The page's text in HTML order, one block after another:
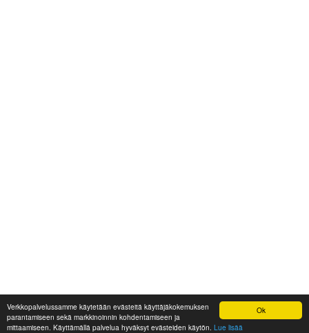
Ok
Verkkopalvelussamme käytetään evästeitä käyttäjäkokemuksen
parantamiseen sekä markkinoinnin kohdentamiseen ja
mittaamiseen. Käyttämällä palvelua hyväksyt evästeiden käytön. Lue lisää